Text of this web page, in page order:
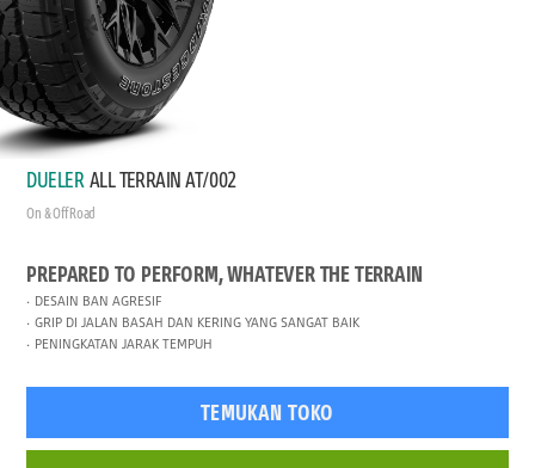
DUELER ALL TERRAIN AT/002
On & Off Road
PREPARED TO PERFORM, WHATEVER THE TERRAIN
DESAIN BAN AGRESIF
GRIP DI JALAN BASAH DAN KERING YANG SANGAT BAIK
PENINGKATAN JARAK TEMPUH
TEMUKAN TOKO